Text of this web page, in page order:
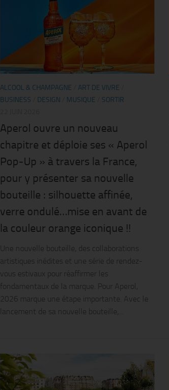
ALCOOL & CHAMPAGNE ART DE VIVRE
BUSINESS
DESIGN MUSIQUE
SORTIR
Aperol ouvre un nouveau
chapitre et déploie ses « Aperol
Pop-Up » à travers la France,
pour y présenter sa nouvelle
bouteille : silhouette affinée,
verre ondulé…mise en avant de
la couleur orange iconique !!
Une nouvelle bouteille, des collaborations
artistiques inédites et une série de rendez-
vous estivaux pour réaffirmer les
fondamentaux de la marque. Pour Aperol,
2026 marque une étape importante. Avec le
lancement de sa nouvelle bouteille,...